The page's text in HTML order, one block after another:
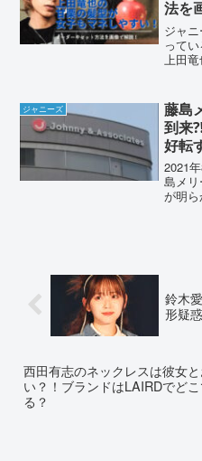
法を
ジャ
って
上田
いた
田竜也
ジャニーズ
藤島
到来
好転
2021
島メ
が明
鈴木
形疑
西田有志のネックレスは彼女
い？！ブランドはLAIRDでどこ
る？